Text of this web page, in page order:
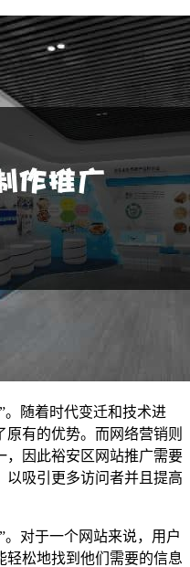
。随着时代变迁和技术进
有的优势。而网络营销则
，因此裕安区网站推广需要
以吸引更多访问者并且提高
对于一个网站来说，用户
轻松地找到他们需要的信息